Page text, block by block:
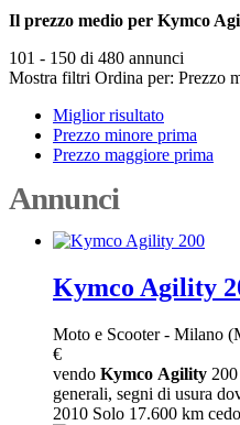
Il prezzo medio per Kymco
101 - 150 di 480 annunci
Mostra filtri Ordina per: Prezzo
Miglior risultato
Prezzo minore prima
Prezzo maggiore prima
Annunci
Kymco Agility
Moto e Scooter- Milano
€
vendo Kymco Agility
generali, segni di usura
2010 Solo 17.600 km